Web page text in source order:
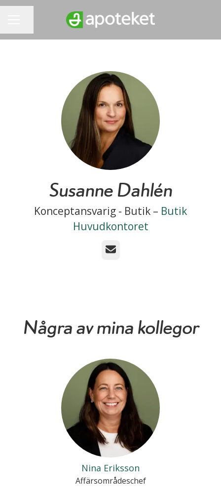
Susanne Dahlén
Konceptansvarig - Butik – Butik
Huvudkontoret
E-post
Några av mina kollegor
Nina Eriksson
Affärsområdeschef